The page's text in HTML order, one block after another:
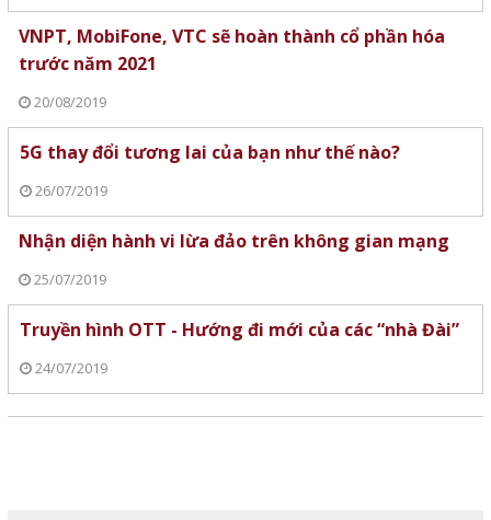
VNPT, MobiFone, VTC sẽ hoàn thành cổ phần hóa
trước năm 2021
20/08/2019
5G thay đổi tương lai của bạn như thế nào?
26/07/2019
Nhận diện hành vi lừa đảo trên không gian mạng
25/07/2019
Truyền hình OTT - Hướng đi mới của các “nhà Đài”
24/07/2019